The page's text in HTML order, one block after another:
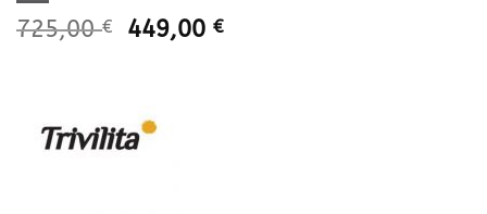
725,00€ 449,00€